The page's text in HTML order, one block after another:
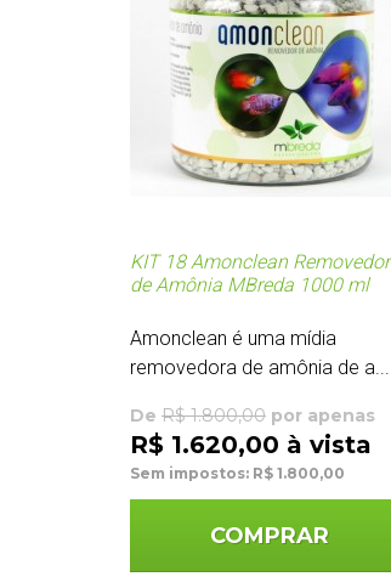
KIT 18 Amonclean Removedor
de Amônia MBreda 1000 ml
Amonclean é uma mídia
removedora de amônia de a...
De R$ 1.800,00 por apenas
R$ 1.620,00 à vista
Sem impostos: R$ 1.800,00
COMPRAR